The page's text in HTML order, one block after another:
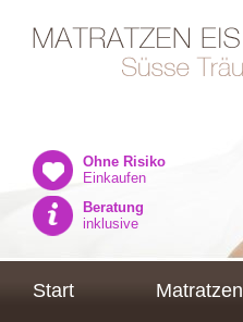
Ohne Risiko
Einkaufen
Beratung
inklusive
Start Matratzen